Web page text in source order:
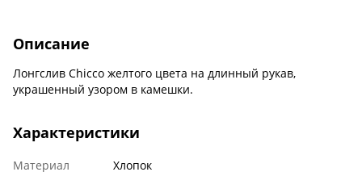
Описание
Лонгслив Chicco желтого цвета на длинный рукав,
украшенный узором в камешки.
Характеристики
Материал
Хлопок